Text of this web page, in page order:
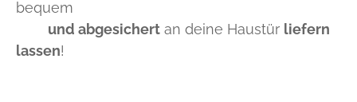
bequem
und abgesichert an deine Haustür liefern
lassen!